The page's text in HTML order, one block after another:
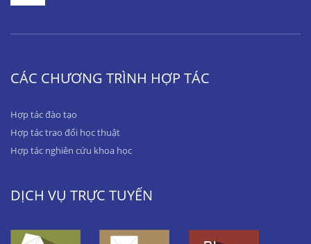
CÁC CHƯƠNG TRÌNH HỢP TÁC
Hợp tác đào tạo
Hợp tác trao đổi học thuật
Hợp tác nghiên cứu khoa học
DỊCH VỤ TRỰC TUYẾN